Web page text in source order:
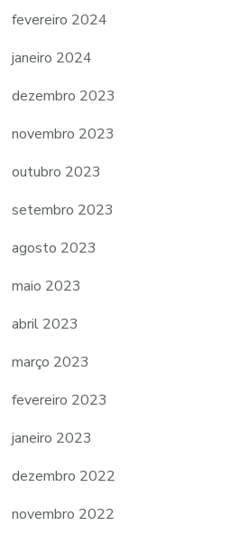
fevereiro 2024
janeiro 2024
dezembro 2023
novembro 2023
outubro 2023
setembro 2023
agosto 2023
maio 2023
abril 2023
março 2023
fevereiro 2023
janeiro 2023
dezembro 2022
novembro 2022